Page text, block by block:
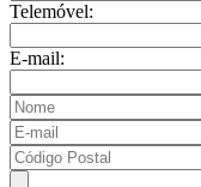
Telemóvel:
E-mail: